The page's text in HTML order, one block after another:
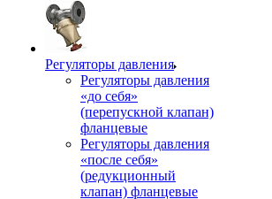
Регуляторы давления
Регуляторы давления
«до себя»
(перепускной клапан)
фланцевые
Регуляторы давления
«после себя»
(редукционный
клапан) фланцевые